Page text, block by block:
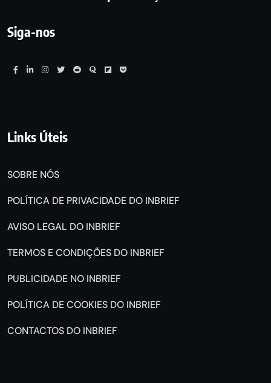
Siga-nos
Links Úteis
SOBRE NÓS
POLÍTICA DE PRIVACIDADE DO INBRIEF
AVISO LEGAL DO INBRIEF
TERMOS E CONDIÇÕES DO INBRIEF
PUBLICIDADE NO INBRIEF
POLÍTICA DE COOKIES DO INBRIEF
CONTACTOS DO INBRIEF